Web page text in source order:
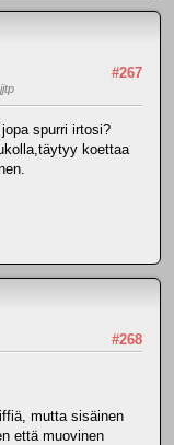
#267
spurri irtosi?
koettaa
#268
mutta sisäinen
että muovinen